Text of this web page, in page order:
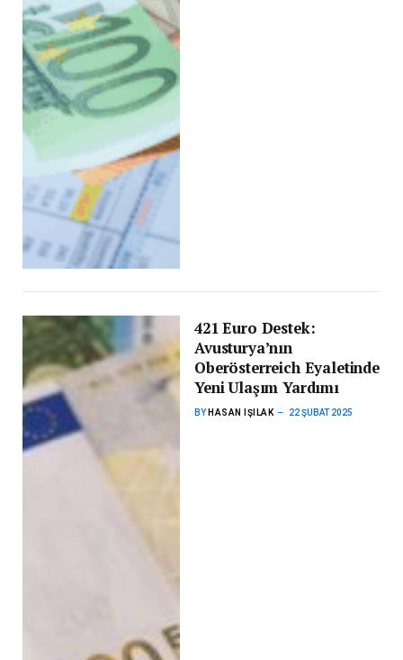
421 Euro Destek:
Avusturya’nın
Oberösterreich Eyaletinde
Yeni Ulaşım Yardımı
BY HASAN IŞILAK 22 ŞUBAT 2025